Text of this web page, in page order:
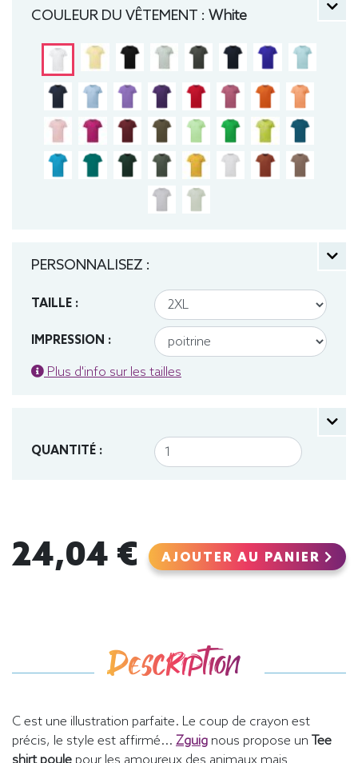
COULEUR DU VÊTEMENT : White
PERSONNALISEZ :
TAILLE :
IMPRESSION :
Plus d'info sur les tailles
QUANTITÉ :
24,04 € AJOUTER AU PANIER
Description
C est une illustration parfaite. Le coup de crayon est
précis, le style est affirmé... Zguig nous propose un Tee